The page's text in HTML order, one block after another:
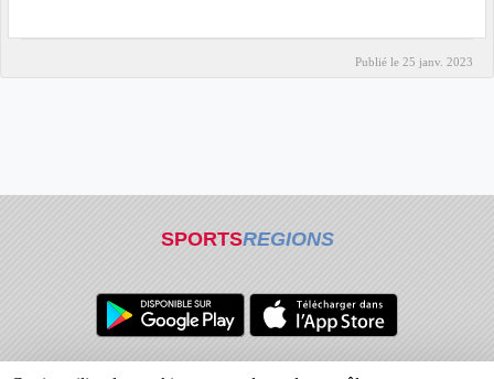
Publié le 25 janv. 2023
SPORTSREGIONS
Charte cookies Gestion des cookies